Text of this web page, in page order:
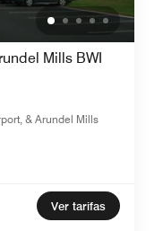
Mills BWI
& Arundel Mills
Ver tarifas